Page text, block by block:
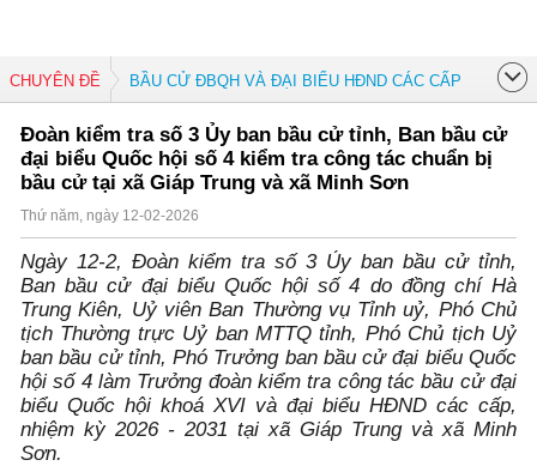
CHUYÊN ĐỀ BẦU CỬ ĐBQH VÀ ĐẠI BIỂU HĐND CÁC CẤP
Đoàn kiểm tra số 3 Ủy ban bầu cử tỉnh, Ban bầu cử
đại biểu Quốc hội số 4 kiểm tra công tác chuẩn bị
bầu cử tại xã Giáp Trung và xã Minh Sơn
Thứ năm, ngày 12-02-2026
Ngày 12-2, Đoàn kiểm tra số 3 Ủy ban bầu cử tỉnh,
Ban bầu cử đại biểu Quốc hội số 4 do đồng chí Hà
Trung Kiên, Uỷ viên Ban Thường vụ Tỉnh uỷ, Phó Chủ
tịch Thường trực Uỷ ban MTTQ tỉnh, Phó Chủ tịch Uỷ
ban bầu cử tỉnh, Phó Trưởng ban bầu cử đại biểu Quốc
hội số 4 làm Trưởng đoàn kiểm tra công tác bầu cử đại
biểu Quốc hội khoá XVI và đại biểu HĐND các cấp,
nhiệm kỳ 2026 - 2031 tại xã Giáp Trung và xã Minh
Sơn.